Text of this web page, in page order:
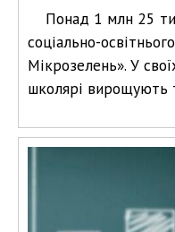
Понад 1 млн 25
соціально-
Мікрозелень». У
школярі